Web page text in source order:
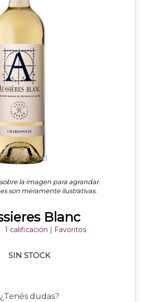
la imagen para agrandar.
son meramente ilustrativas.
Blanc
1 calificación Favoritos
SIN STOCK
¿Tenés dudas?